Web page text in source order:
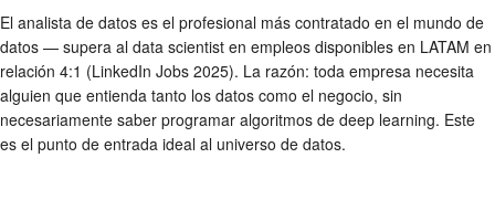
El analista de datos es el profesional más contratado en el mundo de
datos — supera al data scientist en empleos disponibles en LATAM en
relación 4:1 (LinkedIn Jobs 2025). La razón: toda empresa necesita
alguien que entienda tanto los datos como el negocio, sin
necesariamente saber programar algoritmos de deep learning. Este
es el punto de entrada ideal al universo de datos.